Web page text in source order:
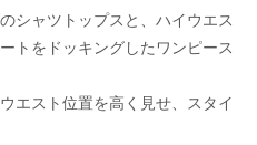
シャツトップスと、ハイウエス
トをドッキングしたワンピース
エスト位置を高く見せ、スタイ